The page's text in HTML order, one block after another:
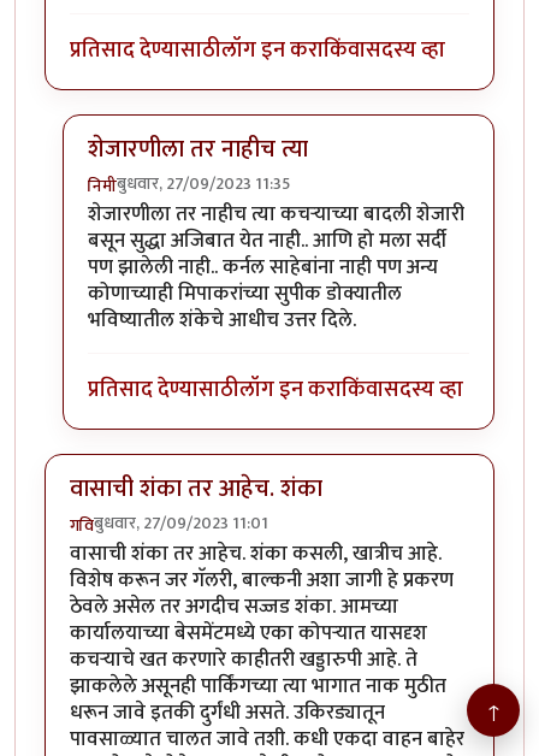
प्रतिसाद देण्यासाठीलॉग इन कराकिंवासदस्य व्हा
शेजारणीला तर नाहीच त्या
निमीबुधवार, 27/09/2023 11:35
In reply toएक प्रश्न - ह्या प्रोसेसमध्ये कुजका वास येतो का ?
शेजारणीला तर नाहीच त्या कचऱ्याच्या बादली शेजारी
बसून सुद्धा अजिबात येत नाही.. आणि हो मला सर्दी
पण झालेली नाही.. कर्नल साहेबांना नाही पण अन्य
कोणाच्याही मिपाकरांच्या सुपीक डोक्यातील
भविष्यातील शंकेचे आधीच उत्तर दिले.
प्रतिसाद देण्यासाठीलॉग इन कराकिंवासदस्य व्हा
वासाची शंका तर आहेच. शंका
गविबुधवार, 27/09/2023 11:01
वासाची शंका तर आहेच. शंका कसली, खात्रीच आहे.
विशेष करून जर गॅलरी, बाल्कनी अशा जागी हे प्रकरण
ठेवले असेल तर अगदीच सज्जड शंका. आमच्या
कार्यालयाच्या बेसमेंटमध्ये एका कोपऱ्यात यासदृश
कचऱ्याचे खत करणारे काहीतरी खड्डारुपी आहे. ते
झाकलेले असूनही पार्किंगच्या त्या भागात नाक मुठीत
धरून जावे इतकी दुर्गंधी असते. उकिरड्यातून
पावसाळ्यात चालत जावे तशी. कधी एकदा वाहन बाहेर
↑